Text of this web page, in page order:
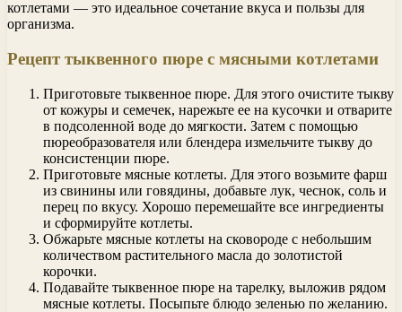
котлетами — это идеальное сочетание вкуса и пользы для
организма.
Рецепт тыквенного пюре с мясными котлетами
Приготовьте тыквенное пюре. Для этого очистите тыкву
от кожуры и семечек, нарежьте ее на кусочки и отварите
в подсоленной воде до мягкости. Затем с помощью
пюреобразователя или блендера измельчите тыкву до
консистенции пюре.
Приготовьте мясные котлеты. Для этого возьмите фарш
из свинины или говядины, добавьте лук, чеснок, соль и
перец по вкусу. Хорошо перемешайте все ингредиенты
и сформируйте котлеты.
Обжарьте мясные котлеты на сковороде с небольшим
количеством растительного масла до золотистой
корочки.
Подавайте тыквенное пюре на тарелку, выложив рядом
мясные котлеты. Посыпьте блюдо зеленью по желанию.